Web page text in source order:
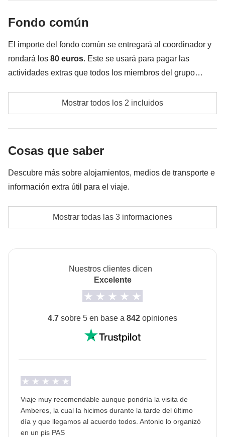
meter en la mochila
Todo lo que no se menciona en la sección "Qué está
Fondo común
El importe del fondo común se entregará al coordinador y
rondará los 80 euros. Este se usará para pagar las
actividades extras que todos los miembros del grupo
viaje. Por eso, el importe podrá variar y podría ser
necesario incrementarlo. En cualquier caso se devolverá
la diferencia no utilizada.
Transporte público local (autobuses, tranvías, etc.)
Mostrar todos los 2 incluidos
Cosas que saber
Descubre más sobre alojamientos, medios de transporte e
información extra útil para el viaje.
Alojamientos
Transportes
Bruselas a Brujas (día 3) incluidos en el precio del
Es posible que para determinados traslados
utilicemos el transporte público.
Ver todos los detalles
Mostrar todas las 3 informaciones
Nuestros clientes dicen
Excelente
4.7 sobre 5 en base a 842 opiniones
Viaje muy recomendable aunque pondría la visita de
Amberes, la cual la hicimos durante la tarde del último
día y que llegamos al acuerdo todos. Antonio lo organizó
en un pis PAS